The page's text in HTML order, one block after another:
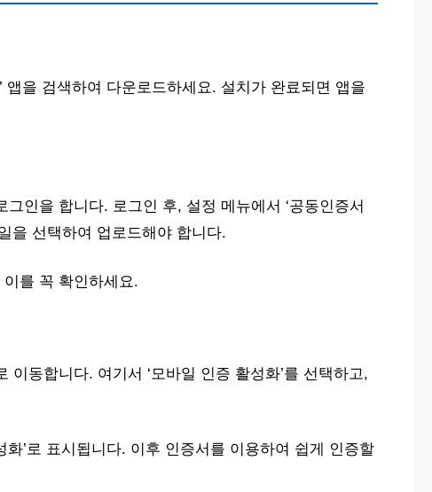
앱을 검색하여 다운로드하세요. 설치가 완료되면 앱을
인을 합니다. 로그인 후, 설정 메뉴에서 ‘공동인증서
을 선택하여 업로드해야 합니다.
를 꼭 확인하세요.
동합니다. 여기서 ‘모바일 인증 활성화’를 선택하고,
’로 표시됩니다. 이후 인증서를 이용하여 쉽게 인증할